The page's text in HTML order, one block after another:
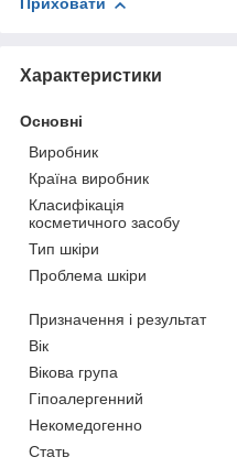
Приховати
Характеристики
Основні
Виробник
Країна виробник
Класифікація
косметичного засобу
Тип шкіри
Проблема шкіри
Призначення і результат
Вік
Вікова група
Гіпоалергенний
Некомедогенно
Стать